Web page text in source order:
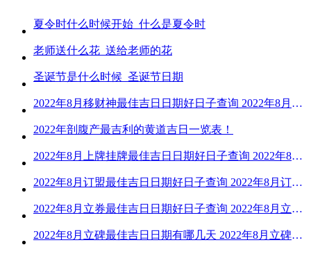
夏令时什么时候开始_什么是夏令时
老师送什么花_送给老师的花
圣诞节是什么时候_圣诞节日期
2022年8月移财神最佳吉日日期好日子查询 2022年8月移财神吉日一览
2022年剖腹产最吉利的黄道吉日一览表！
2022年8月上牌挂牌最佳吉日日期好日子查询 2022年8月上牌吉日精选
2022年8月订盟最佳吉日日期好日子查询 2022年8月订盟黄道吉日一览
2022年8月立券最佳吉日日期好日子查询 2022年8月立券的黄道吉日一览
2022年8月立碑最佳吉日日期有哪几天 2022年8月立碑吉日查询